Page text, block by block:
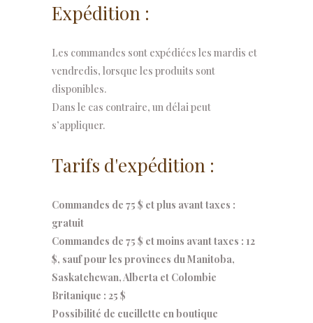
Expédition :
Les commandes sont expédiées les mardis et
vendredis, lorsque les produits sont
disponibles.
Dans le cas contraire, un délai peut
s’appliquer.
Tarifs d'expédition :
Commandes de 75 $ et plus avant taxes :
gratuit
Commandes de 75 $ et moins avant taxes : 12
$, sauf pour les provinces du Manitoba,
Saskatchewan, Alberta et Colombie
Britanique : 25 $
Possibilité de cueillette en boutique